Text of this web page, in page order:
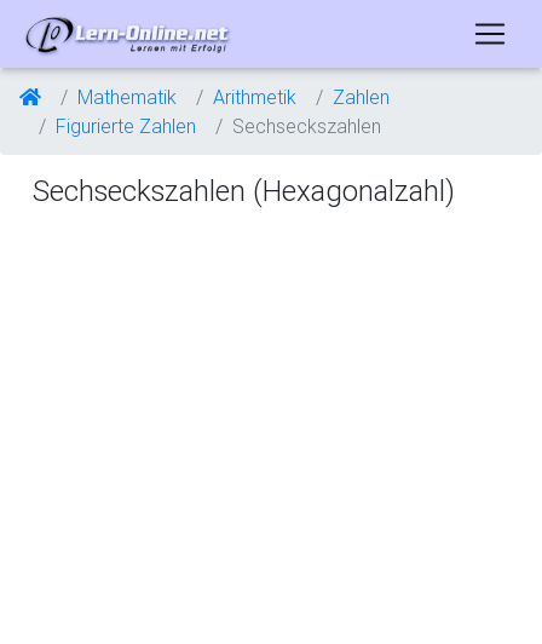
Mathematik Arithmetik
Zahlen
Figurierte Zahlen
Sechseckszahlen
Sechseckszahlen (Hexagonalzahl)